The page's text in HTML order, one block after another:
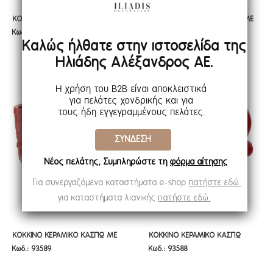
ΚΟΚΚΙΝΟ ΚΕΡΑΜΙΚΟ ΚΑΣΠΩ ΜΕ
ΑΝΑΓΛΥΦΑ ΣΧΕΔΙΑ ΑΣΤΕΡΙΩΝ
Φ17Χ10ΕΚ
ΚΟΚΚΙΝΟ ΚΕΡΑΜΙΚΟ ΚΑΣΠΩ ΜΕ
ΑΝΑΓΛΥΦΑ ΣΧΕΔΙΑ ΑΣΤΕΡΙΩΝ
Φ17Χ10ΕΚ
Κωδ.: 93591
ΚΟΚΚΙΝΟ ΚΕΡΑΜΙΚΟ ΚΑΣΠΩ ΜΕ
Φ13Χ18ΕΚ
ΚΟΚΚΙΝΟ ΚΕΡΑΜΙΚΟ ΚΑΣΠΩ ΜΕ
Φ13Χ18ΕΚ
ΚΟΚΚΙΝΟ ΚΕΡΑΜΙΚΟ ΚΑΣΠΩ ΜΕ
ΑΝΑΓΛΥΦΑ ΣΧΕΔΙΑ ΕΛΑΦΙΑ
ΚΟΚΚΙΝΟ ΚΕΡΑΜΙΚΟ ΚΑΣΠΩ ΜΕ
ΑΝΑΓΛΥΦΑ ΣΧΕΔΙΑ ΕΛΑΦΙΑ
Κωδ.: 93589
ΚΟΚΚΙΝΟ ΚΕΡΑΜΙΚΟ ΚΑΣΠΩ
ΑΓ.ΒΑΣΙΛΗΣ 11,5Χ11Χ9ΕΚ
ΚΟΚΚΙΝΟ ΚΕΡΑΜΙΚΟ ΚΑΣΠΩ
ΑΓ.ΒΑΣΙΛΗΣ 11,5Χ11Χ9ΕΚ
Κωδ.: 93588
ΣΥΝΔΕΣΗ
Καλώς ήλθατε στην ιστοσελίδα της
Ηλιάδης Αλέξανδρος ΑΕ.
Για συνεργαζόμενα καταστήματα e-shop πατήστε εδώ.
Η χρήση του B2B είναι αποκλειστικά
για πελάτες χονδρικής και για
τους ήδη εγγεγραμμένους πελάτες.
Νέος πελάτης; Συμπληρώστε τη φόρμα αίτησης
για καταστήματα λιανικής πατήστε εδώ.